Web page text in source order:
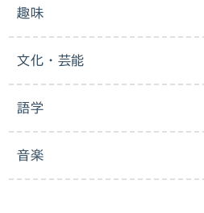
趣味
文化・芸能
語学
音楽